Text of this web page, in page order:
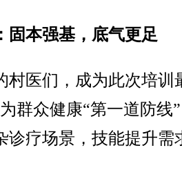
固本强基，底气更足
医们，成为此次培训
群众健康“第一道防线
诊疗场景，技能提升需